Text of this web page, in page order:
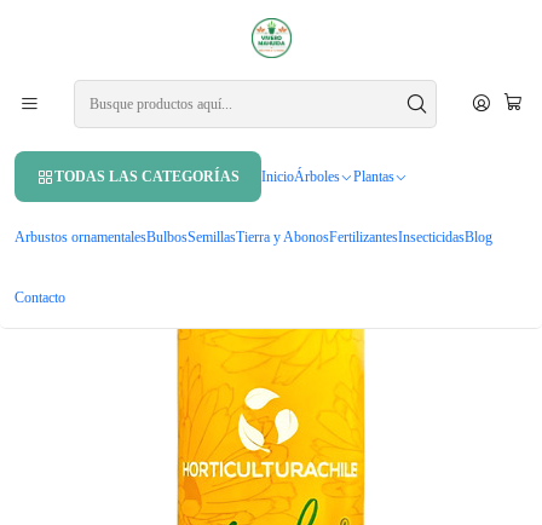
TODAS LAS CATEGORÍAS InicioÁrboles Plantas
Arbustos ornamentalesBulbosSemillasTierra y AbonosFertilizantesInsecticidasBlog
Contacto
APROVECHA UN 10% DE DCTO. EN TU PRIMERA COMPRA USANDO
Inicio
Asedio Jabón Potásico Aceite De Neem Ecológico 1 L Insectici